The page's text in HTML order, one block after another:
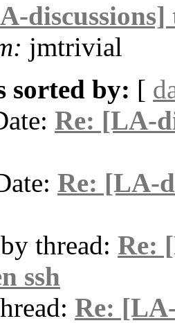
discussions]
jmtrivial
sorted by: [
Re: [LA-
Re: [LA-
thread: Re:
ssh
Re: